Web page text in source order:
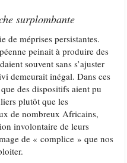
surplombante
de méprises persistantes.
peinait à produire des
souvent sans s’ajuster
demeurait inégal. Dans ces
des dispositifs aient pu
plutôt que les
de nombreux Africains,
involontaire de leurs
de « complice » que nos